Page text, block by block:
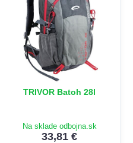
TRIVOR Batoh 28l
Na sklade odbojna.sk
33,81 €